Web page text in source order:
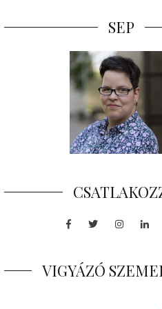
SEP
Facebook
Twitter
VIGYÁZÓ